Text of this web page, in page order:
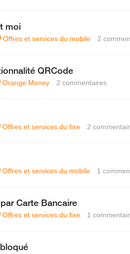
moi
Offres et services du mobile 2
QRCode
Orange Money 2 commentaires
Offres et services du fixe 2
Offres et services du mobile 1
Carte Bancaire
Offres et services du fixe 1